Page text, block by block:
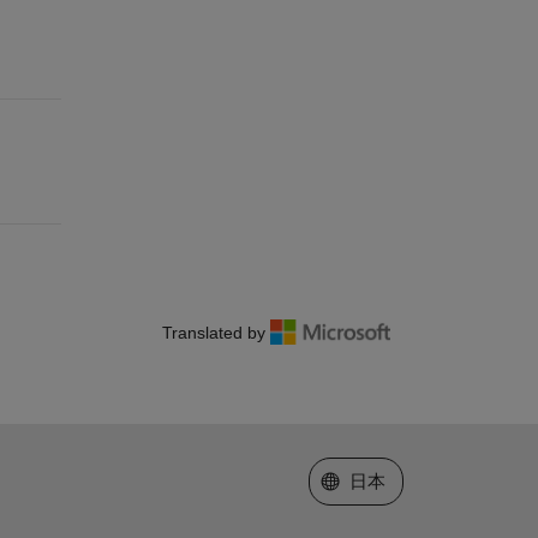
Translated by
Web サイトの選択
日本